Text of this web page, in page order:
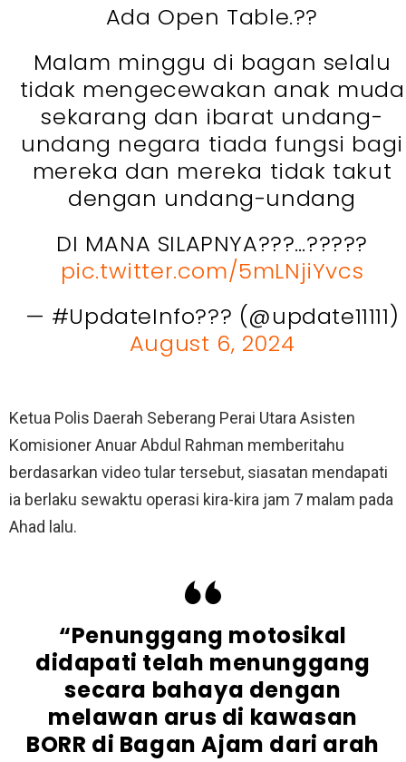
Ada Open Table.??
Malam minggu di bagan selalu
tidak mengecewakan anak muda
sekarang dan ibarat undang-
undang negara tiada fungsi bagi
mereka dan mereka tidak takut
dengan undang-undang
DI MANA SILAPNYA???…?????
pic.twitter.com/5mLNjiYvcs
— #UpdateInfo??? (@update11111)
August 6, 2024
Ketua Polis Daerah Seberang Perai Utara Asisten
Komisioner Anuar Abdul Rahman memberitahu
berdasarkan video tular tersebut, siasatan mendapati
ia berlaku sewaktu operasi kira-kira jam 7 malam pada
Ahad lalu.
“Penunggang motosikal
didapati telah menunggang
secara bahaya dengan
melawan arus di kawasan
BORR di Bagan Ajam dari arah